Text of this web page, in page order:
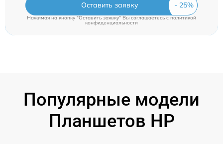
Оставить заявку
Нажимая на кнопку "Оставить заявку" Вы соглашаетесь cполитикой
конфиденциальности
Популярные модели
Планшетов HP